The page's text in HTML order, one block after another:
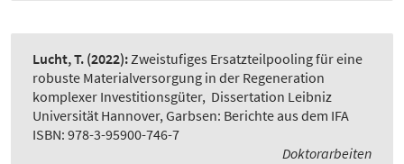
Lucht, T. (2022):Zweistufiges Ersatzteilpooling für eine
robuste Materialversorgung in der Regeneration
komplexer Investitionsgüter, Dissertation Leibniz
Universität Hannover, Garbsen: Berichte aus dem IFA
ISBN: 978-3-95900-746-7
Doktorarbeiten